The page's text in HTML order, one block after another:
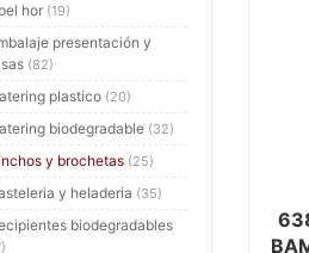
hor (19)
presentación y
(82)
plastico (20)
biodegradable (32)
y brochetas (25)
y heladeria (35)
biodegradables